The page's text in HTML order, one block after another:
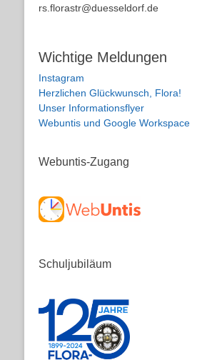
rs.florastr@duesseldorf.de
Wichtige Meldungen
Instagram
Herzlichen Glückwunsch, Flora!
Unser Informationsflyer
Webuntis und Google Workspace
Webuntis-Zugang
Schuljubiläum